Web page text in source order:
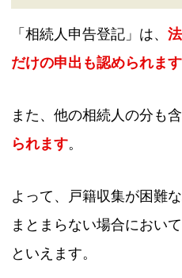
「相続人申告登記」は、
だけの申出も認められます
また、他の相続人の分も
られます。
よって、戸籍収集が困難
まとまらない場合において
といえます。